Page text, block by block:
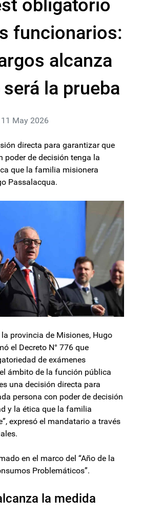
obligatorio
funcionarios:
alcanza
la prueba
11 May 2026
directa para garantizar que
poder de decisión tenga la
que la familia misionera
Passalacqua.
provincia de Misiones, Hugo
el Decreto N° 776 que
de exámenes
ámbito de la función pública
una decisión directa para
persona con poder de decisión
y la ética que la familia
expresó el mandatario a través
en el marco del “Año de la
Problemáticos”.
la medida